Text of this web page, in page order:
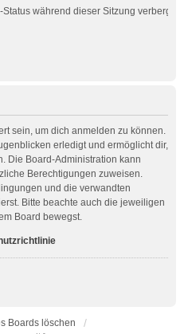
während dieser Sitzung verbergen
sein, um dich anmelden zu können.
erledigt und ermöglicht dir,
Die Board-Administration kann
Berechtigungen zuweisen.
und die verwandten
Bitte beachte auch die jeweiligen
Board bewegst.
Boards löschen